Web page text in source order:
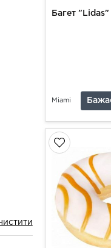
Багет "Lidas"
Miami